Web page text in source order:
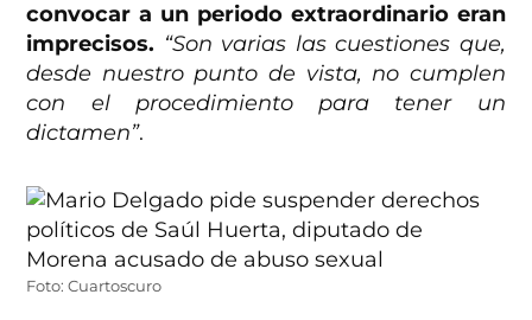
convocar a un periodo extraordinario eran
imprecisos. “Son varias las cuestiones que,
desde nuestro punto de vista, no cumplen
con el procedimiento para tener un
dictamen”.
Foto: Cuartoscuro